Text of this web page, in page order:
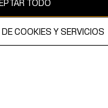
TODO
COOKIES Y SERVICIOS